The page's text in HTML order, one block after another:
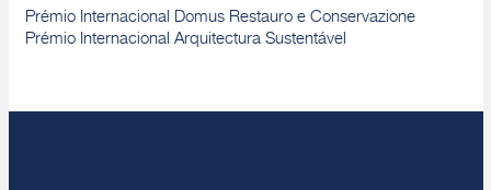
Prémio Internacional Domus Restauro e Conservazione
Prémio Internacional Arquitectura Sustentável